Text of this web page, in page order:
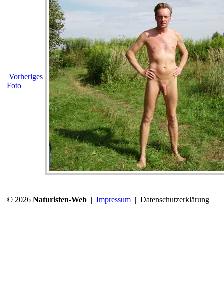
Vorheriges
Foto
© 2026 Naturisten-Web | Impressum | Datenschutzerklärung